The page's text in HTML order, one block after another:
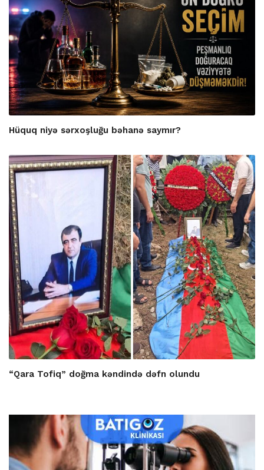
Hüquq niyə sərxoşluğu bəhanə saymır?
“Qara Tofiq” doğma kəndində dəfn olundu